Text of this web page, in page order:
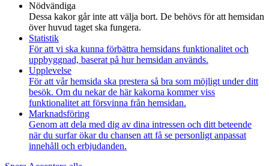
Nödvändiga
Dessa kakor går inte att välja bort. De behövs för att hemsidan
över huvud taget ska fungera.
Statistik
För att vi ska kunna förbättra hemsidans funktionalitet och
uppbyggnad, baserat på hur hemsidan används.
Upplevelse
För att vår hemsida ska prestera så bra som möjligt under ditt
besök. Om du nekar de här kakorna kommer viss
funktionalitet att försvinna från hemsidan.
Marknadsföring
Genom att dela med dig av dina intressen och ditt beteende
när du surfar ökar du chansen att få se personligt anpassat
innehåll och erbjudanden.